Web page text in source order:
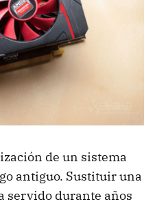
de un sistema
antiguo. Sustituir una
servido durante años